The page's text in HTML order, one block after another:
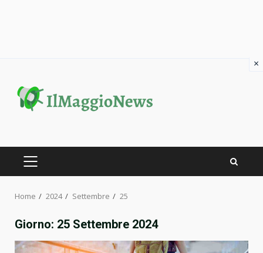
content
PRIMARY
Home 2024 Settembre 25
Giorno: 25 Settembre 2024
×